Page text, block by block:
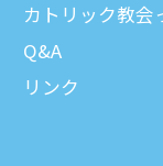
カトリック教会
Q&A
リンク